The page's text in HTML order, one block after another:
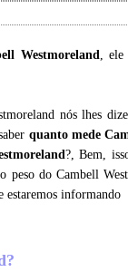
Westmoreland, ele
nós lhes
quanto mede
?, Bem,
peso do Cambell
estaremos informando